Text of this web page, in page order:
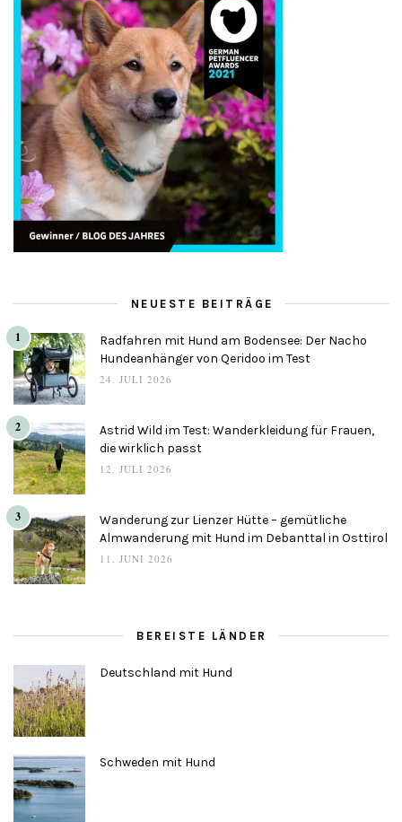
NEUESTE BEITRÄGE
1
Radfahren mit Hund am Bodensee: Der Nacho
Hundeanhänger von Qeridoo im Test
24. JULI 2026
2
Astrid Wild im Test: Wanderkleidung für Frauen,
die wirklich passt
12. JULI 2026
3
Wanderung zur Lienzer Hütte – gemütliche
Almwanderung mit Hund im Debanttal in Osttirol
11. JUNI 2026
BEREISTE LÄNDER
Deutschland mit Hund
Schweden mit Hund